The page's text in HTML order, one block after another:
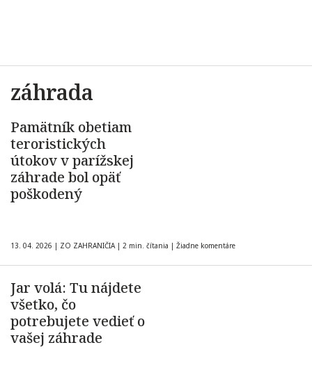
záhrada
Pamätník obetiam
teroristických
útokov v parížskej
záhrade bol opäť
poškodený
13. 04. 2026 | ZO ZAHRANIČIA | 2 min. čítania | Žiadne komentáre
Jar volá: Tu nájdete
všetko, čo
potrebujete vedieť o
vašej záhrade